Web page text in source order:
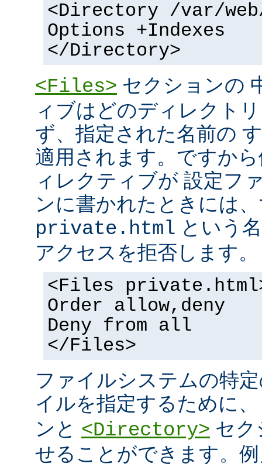
<Directory /var/
Options +Indexes
</Directory>
<Files> セクションの
ィブはどのディレクト
ず、指定された名前の
適用されます。ですか
ィレクティブが 設定フ
ンに書かれたときには
private.html という
アクセスを拒否します。
<Files
Order allow,deny
Deny from all
</Files>
ファイルシステムの特
イルを指定するために
ンと <Directory> セク
せることができます。